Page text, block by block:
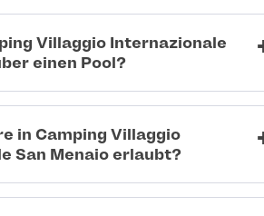
Villaggio Internazionale
einen Pool?
in Camping Villaggio
San Menaio erlaubt?